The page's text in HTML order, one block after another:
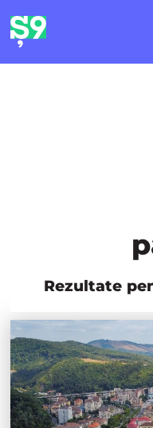
Rezultate